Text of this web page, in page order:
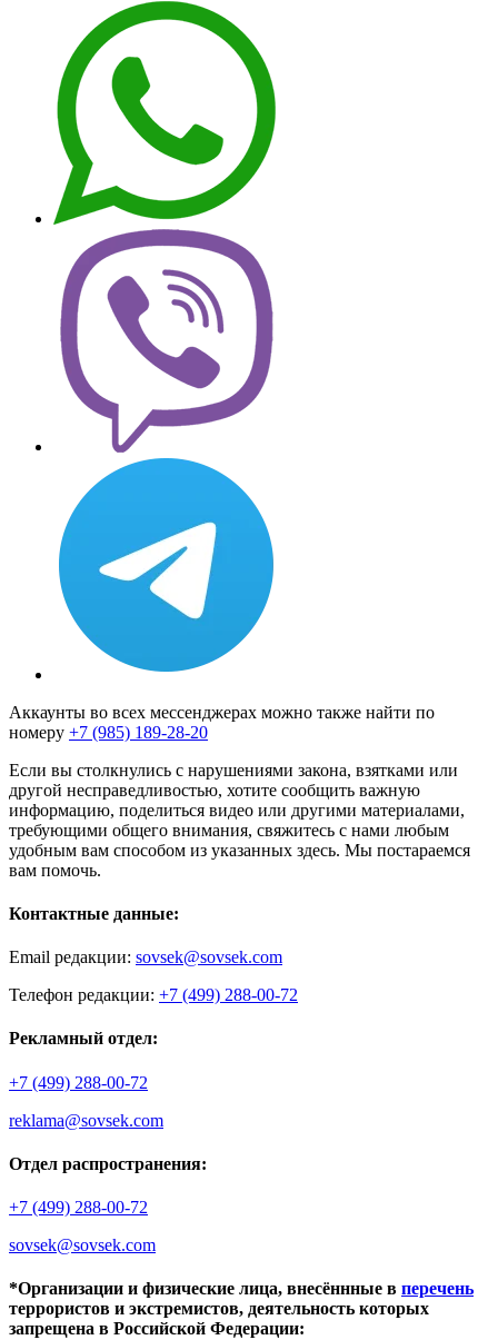
Аккаунты во всех мессенджерах можно также найти по
номеру +7 (985) 189-28-20
Если вы столкнулись с нарушениями закона, взятками или
другой несправедливостью, хотите сообщить важную
информацию, поделиться видео или другими материалами,
требующими общего внимания, свяжитесь с нами любым
удобным вам способом из указанных здесь. Мы постараемся
вам помочь.
Контактные данные:
Email редакции: sovsek@sovsek.com
Телефон редакции: +7 (499) 288-00-72
Рекламный отдел:
+7 (499) 288-00-72
reklama@sovsek.com
Отдел распространения:
+7 (499) 288-00-72
sovsek@sovsek.com
*Организации и физические лица, внесённные в перечень
террористов и экстремистов, деятельность которых
запрещена в Российской Федерации: